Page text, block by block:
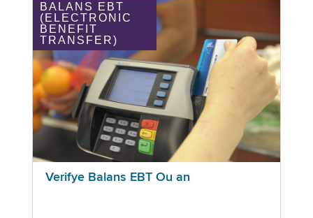
BALANS EBT
(ELECTRONIC
BENEFIT
TRANSFER)
Verifye Balans EBT Ou an